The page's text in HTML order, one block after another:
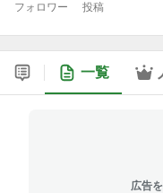
フォロワー 投稿
一覧
広告